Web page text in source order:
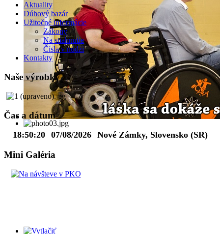
Aktuality
Dúhový bazár
Užitočné informácie
Zákony
Na stiahnutie
Čísla v núdzi
Kontakty
Naše výrobky
Čas a dátum
18:50:21 07/08/2026 Nové Zámky, Slovensko (SR)
Mini Galéria